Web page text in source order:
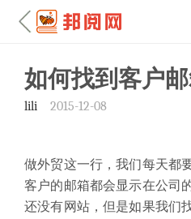
如何找到客户
lili 2015-12-08
做外贸这一行，我们每天都
客户的邮箱都会显示在公司
还没有网站，但是如果我们